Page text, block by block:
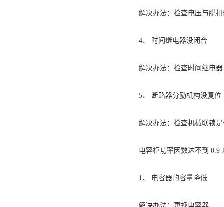
解决办法：检查电压与脱扣
4、 时间继电器没闭合
解决办法：检查时间继电器
5、 断路器分励机构没复位
解决办法：检查机械联锁是
电容柜功率因数达不到 0.9
1、 电容器的容量降低